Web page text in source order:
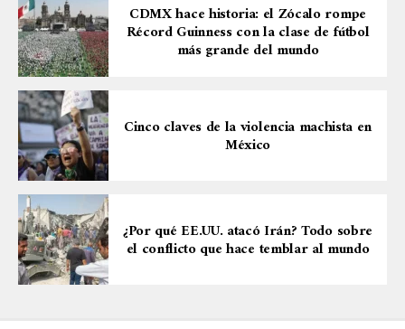
CDMX hace historia: el Zócalo rompe
Récord Guinness con la clase de fútbol
más grande del mundo
Cinco claves de la violencia machista en
México
¿Por qué EE.UU. atacó Irán? Todo sobre
el conflicto que hace temblar al mundo